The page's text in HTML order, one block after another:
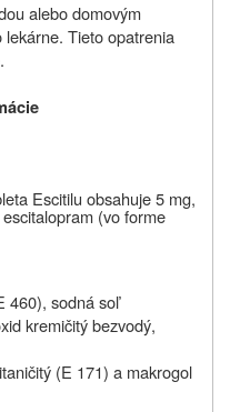
alebo domovým
Tieto opatrenia
Escitilu obsahuje 5 mg,
(vo forme
460), sodná soľ
kremičitý bezvodý,
(E 171) a makrogol